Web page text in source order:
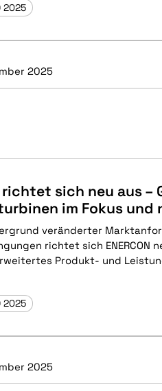
2025
2025
richtet sich neu aus
im Fokus und
veränderter
richtet sich ENERCON
Produkt- und
2025
2025